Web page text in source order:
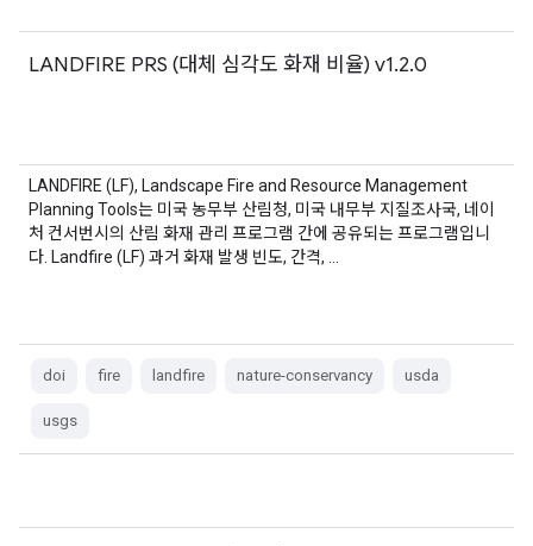
LANDFIRE PRS (대체 심각도 화재 비율) v1.2.0
LANDFIRE (LF), Landscape Fire and Resource Management
Planning Tools는 미국 농무부 산림청, 미국 내무부 지질조사국, 네이
처 컨서번시의 산림 화재 관리 프로그램 간에 공유되는 프로그램입니
다. Landfire (LF) 과거 화재 발생 빈도, 간격, …
doi fire landfire nature-conservancy usda
usgs